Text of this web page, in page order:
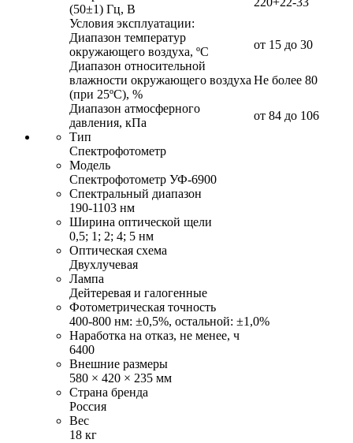
(50±1) Гц, В
Условия эксплуатации:
Диапазон температур
окружающего воздуха, ºC
от 15 до 30
Диапазон относительной
влажности окружающего воздуха
(при 25ºС), %
Не более 80
Диапазон атмосферного
давления, кПа
от 84 до 106
Тип
Спектрофотометр
Модель
Спектрофотометр УФ-6900
Спектральный диапазон
190-1103 нм
Ширина оптической щели
0,5; 1; 2; 4; 5 нм
Оптическая схема
Двухлучевая
Лампа
Дейтеревая и галогенные
Фотометрическая точность
400-800 нм: ±0,5%, остальной: ±1,0%
Наработка на отказ, не менее, ч
6400
Внешние размеры
580 × 420 × 235 мм
Страна бренда
Россия
Вес
18 кг